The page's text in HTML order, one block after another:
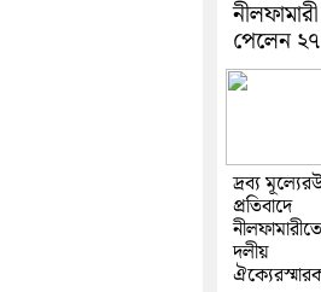
পেলেন ২৭
দ্রব্য
প্রতিবাদে
দলীয়